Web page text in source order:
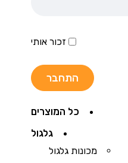
זכור אותי
כל המוצרים
גלגול
מכונות גלגול